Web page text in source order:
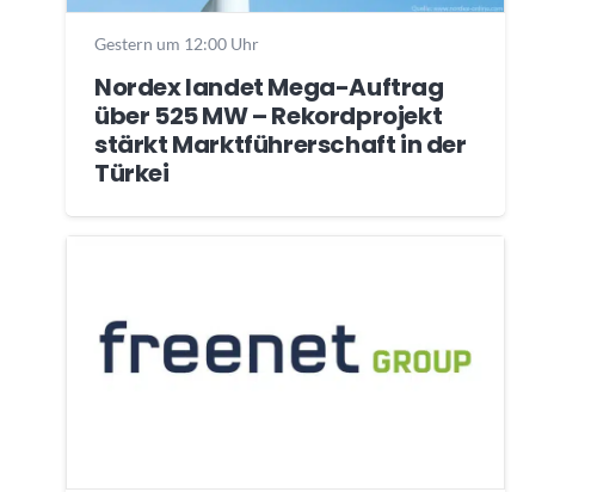
Gestern um 12:00 Uhr
Nordex landet Mega-Auftrag
über 525 MW – Rekordprojekt
stärkt Marktführerschaft in der
Türkei